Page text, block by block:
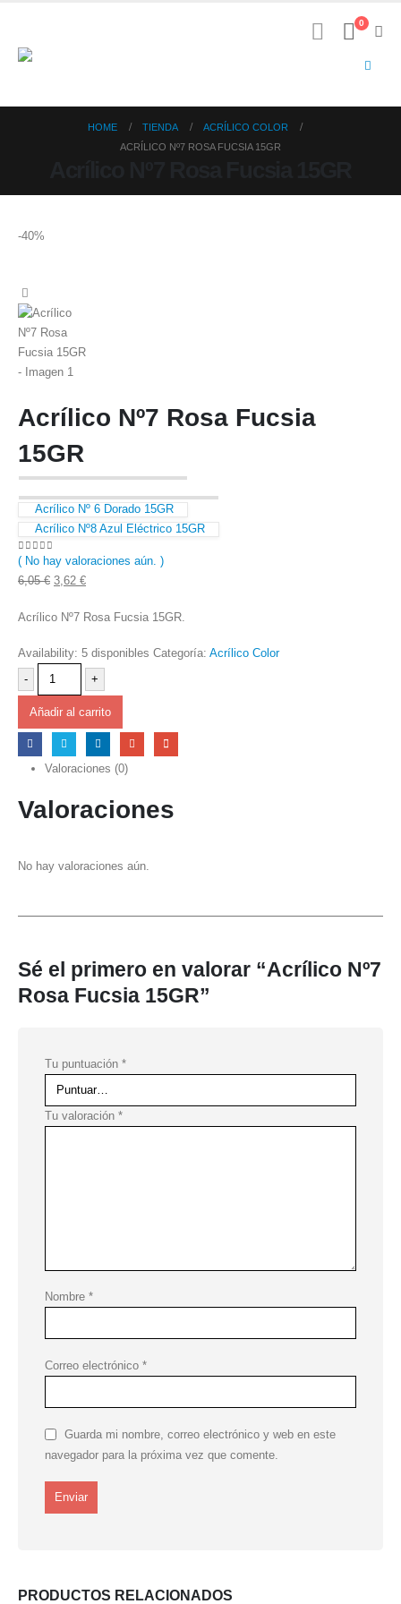
0
HOME TIENDA
ACRÍLICO COLOR
ACRÍLICO Nº7 ROSA FUCSIA 15GR
-40%
Acrílico Nº7 Rosa Fucsia
15GR
Acrílico Nº 6 Dorado 15GR
Acrílico Nº8 Azul Eléctrico 15GR
0 out of 5
( No hay valoraciones aún. )
6,05€ El
original
6,05 €.
3,62 €El
actual
3,62 €.
Acrílico Nº7 Rosa Fucsia 15GR.
Availability: 5 disponibles Categoría: Acrílico Color
-
+
Añadir al carrito
Valoraciones (0)
Valoraciones
No hay valoraciones aún.
Sé el primero en valorar “Acrílico Nº7
Rosa Fucsia 15GR”
Tu puntuación *
Tu valoración *
Nombre *
Correo electrónico *
Guarda mi nombre, correo electrónico y web en este
navegador para la próxima vez que comente.
PRODUCTOS RELACIONADOS